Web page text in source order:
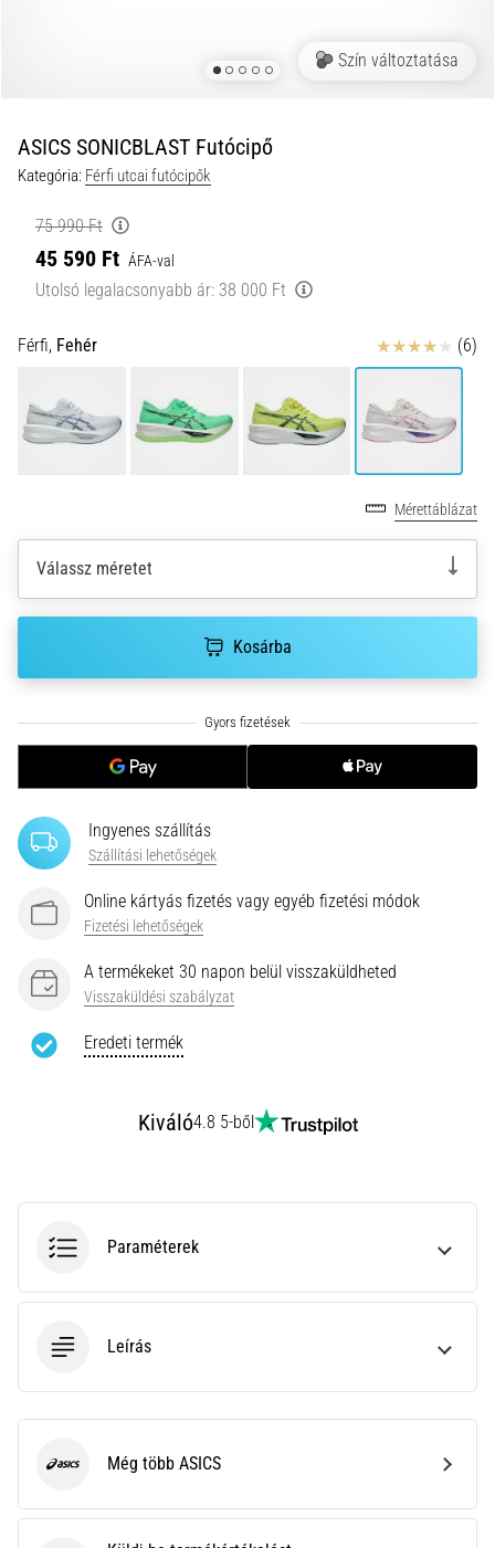
A
gyakorlatban
ingafutás
sebességet,
és
irányváltási
képességet
teszteli.
2026.08.06.
11 perces olvasási idő
Okok,
és
megelőzés
A
futótérd,
más
néven
szalag
szindróma
egy
gyakori
egészségügyi
Minden cikk
Szín változtatása
ASICS SONICBLAST Futócipő
Kategória: Férfi utcai futócipők
75 990 Ft
45 590 Ft ÁFA-val
Utolsó legalacsonyabb ár: 38 000 Ft
Férfi, Fehér Értékelés (6)
Mérettáblázat
Válassz méretet
Kosárba
Ingyenes szállítás
Szállítási lehetőségek
Online kártyás fizetés vagy egyéb fizetési módok
Fizetési lehetőségek
A termékeket 30 napon belül visszaküldheted
Visszaküldési szabályzat
Eredeti termék
Kiváló4.8 5-ből
Paraméterek
Leírás
ASICS Még több ASICS